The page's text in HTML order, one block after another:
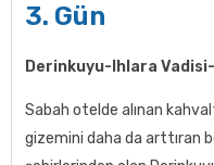
3. Gün
Derinkuyu-Ihlara
Sabah otelde alınan
gizemini daha da arttıran